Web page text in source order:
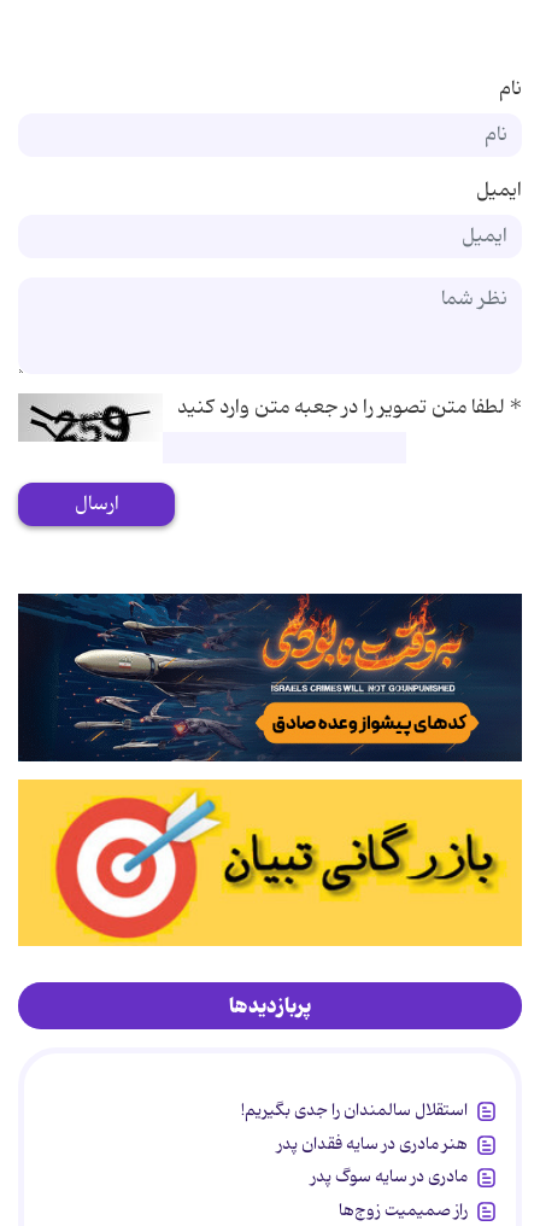
نام
ایمیل
*لطفا متن تصویر را در جعبه متن وارد کنید
ارسال
پربازدیدها
استقلال سالمندان را جدی بگیریم!
هنر مادری در سایه‌ فقدان پدر
مادری در سایه سوگ پدر
راز صمیمیت زوج‌ها